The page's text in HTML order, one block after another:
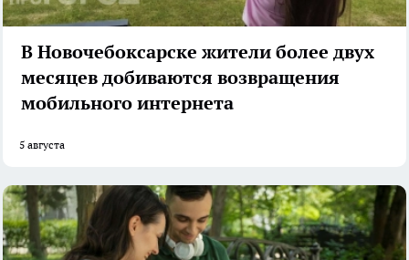
В Новочебоксарске жители более двух
месяцев добиваются возвращения
мобильного интернета
5 августа